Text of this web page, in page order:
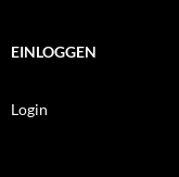
EINLOGGEN
Login